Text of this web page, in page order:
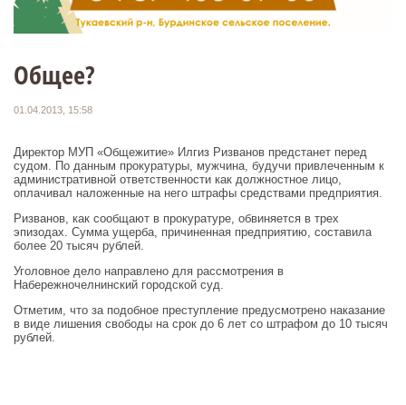
Общее?
01.04.2013, 15:58
Директор МУП «Общежитие» Илгиз Ризванов предстанет перед
судом. По данным прокуратуры, мужчина, будучи привлеченным к
административной ответственности как должностное лицо,
оплачивал наложенные на него штрафы средствами предприятия.
Ризванов, как сообщают в прокуратуре, обвиняется в трех
эпизодах. Сумма ущерба, причиненная предприятию, составила
более 20 тысяч рублей.
Уголовное дело направлено для рассмотрения в
Набережночелнинский городской суд.
Отметим, что за подобное преступление предусмотрено наказание
в виде лишения свободы на срок до 6 лет со штрафом до 10 тысяч
рублей.